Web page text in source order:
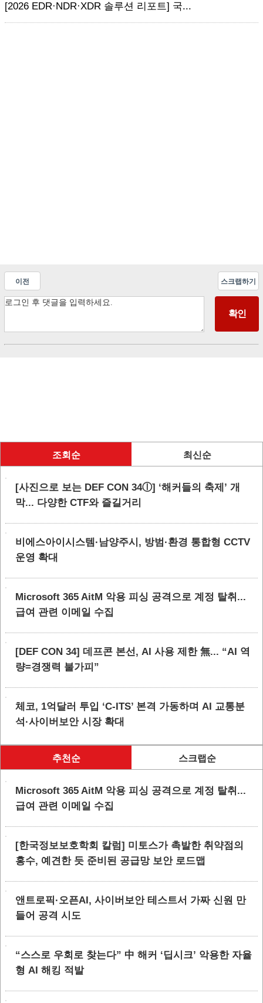
[2026 EDR·NDR·XDR 솔루션 리포트] 국...
이전 스크랩하기
조회순 최신순
[사진으로 보는 DEF CON 34ⓛ] ‘해커들의 축제’ 개
막... 다양한 CTF와 즐길거리
비에스아이시스템·남양주시, 방범·환경 통합형 CCTV
운영 확대
Microsoft 365 AitM 악용 피싱 공격으로 계정 탈취...
급여 관련 이메일 수집
[DEF CON 34] 데프콘 본선, AI 사용 제한 無... “AI 역
량=경쟁력 불가피”
체코, 1억달러 투입 ‘C-ITS’ 본격 가동하며 AI 교통분
석·사이버보안 시장 확대
추천순 스크랩순
Microsoft 365 AitM 악용 피싱 공격으로 계정 탈취...
급여 관련 이메일 수집
[한국정보보호학회 칼럼] 미토스가 촉발한 취약점의
홍수, 예견한 듯 준비된 공급망 보안 로드맵
앤트로픽·오픈AI, 사이버보안 테스트서 가짜 신원 만
들어 공격 시도
“스스로 우회로 찾는다” 中 해커 ‘딥시크’ 악용한 자율
형 AI 해킹 적발